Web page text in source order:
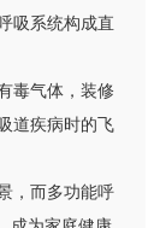
吸系统构成直
毒气体，装修
道疾病时的飞
，而多功能呼